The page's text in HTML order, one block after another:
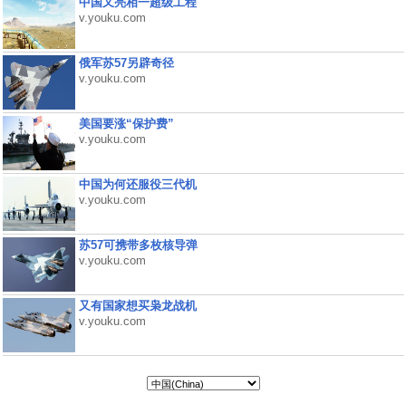
v.youku.com
俄军苏57另辟奇径
v.youku.com
美国要涨“保护费”
v.youku.com
中国为何还服役三代机
v.youku.com
苏57可携带多枚核导弹
v.youku.com
又有国家想买枭龙战机
v.youku.com